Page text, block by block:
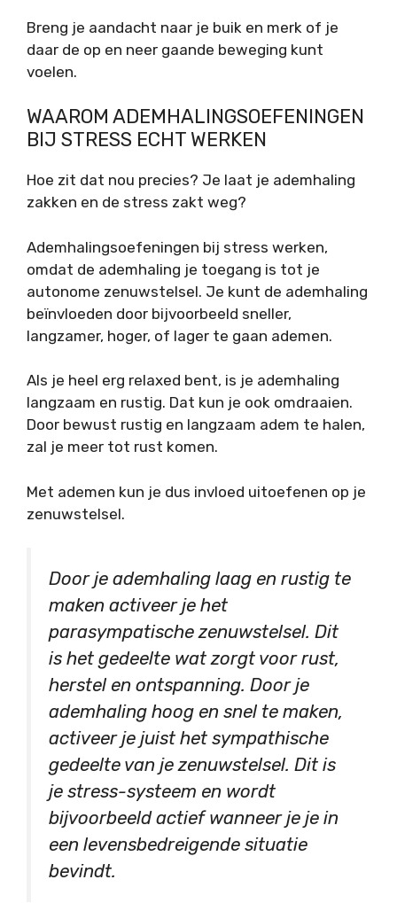
Breng je aandacht naar je buik en merk of je
daar de op en neer gaande beweging kunt
voelen.
WAAROM ADEMHALINGSOEFENINGEN
BIJ STRESS ECHT WERKEN
Hoe zit dat nou precies? Je laat je ademhaling
zakken en de stress zakt weg?
Ademhalingsoefeningen bij stress werken,
omdat de ademhaling je toegang is tot je
autonome zenuwstelsel. Je kunt de ademhaling
beïnvloeden door bijvoorbeeld sneller,
langzamer, hoger, of lager te gaan ademen.
Als je heel erg relaxed bent, is je ademhaling
langzaam en rustig. Dat kun je ook omdraaien.
Door bewust rustig en langzaam adem te halen,
zal je meer tot rust komen.
Met ademen kun je dus invloed uitoefenen op je
zenuwstelsel.
Door je ademhaling laag en rustig te
maken activeer je het
parasympatische zenuwstelsel. Dit
is het gedeelte wat zorgt voor rust,
herstel en ontspanning. Door je
ademhaling hoog en snel te maken,
activeer je juist het sympathische
gedeelte van je zenuwstelsel. Dit is
je stress-systeem en wordt
bijvoorbeeld actief wanneer je je in
een levensbedreigende situatie
bevindt.